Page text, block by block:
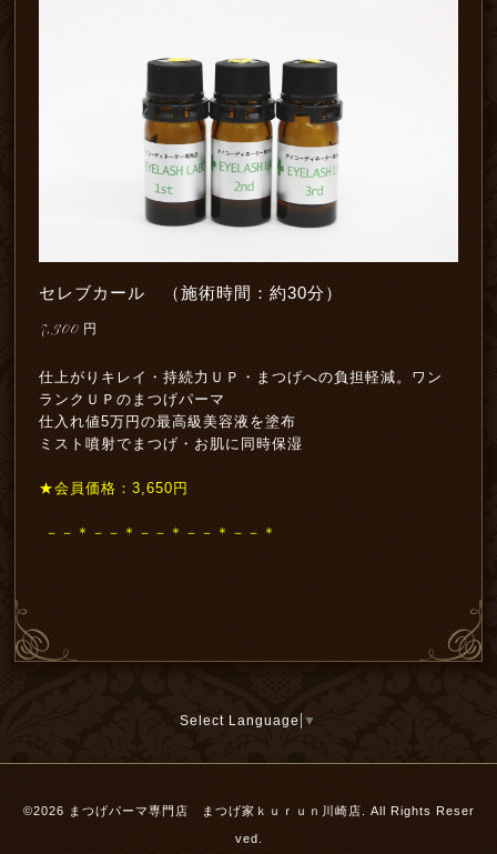
セレブカール （施術時間：約30分）
7,300 円
仕上がりキレイ・持続力ＵＰ・まつげへの負担軽減。ワン
ランクＵＰのまつげパーマ
仕入れ値5万円の最高級美容液を塗布
ミスト噴射でまつげ・お肌に同時保湿
★会員価格：3,650円
－－＊－－＊－－＊－－＊－－＊
Select Language ▼
©2026 まつげパーマ専門店 まつげ家ｋｕｒｕｎ川崎店 . All Rights Reser
ved.